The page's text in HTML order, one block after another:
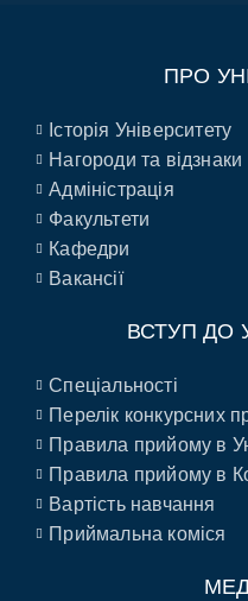
ПРО
Історія Університету
Нагороди та відзнаки
Адміністрація
Факультети
Кафедри
Вакансії
ВСТУП ДО
Спеціальності
Перелік конкурсних
Правила прийому в
Правила прийому в
Вартість навчання
Приймальна коміся